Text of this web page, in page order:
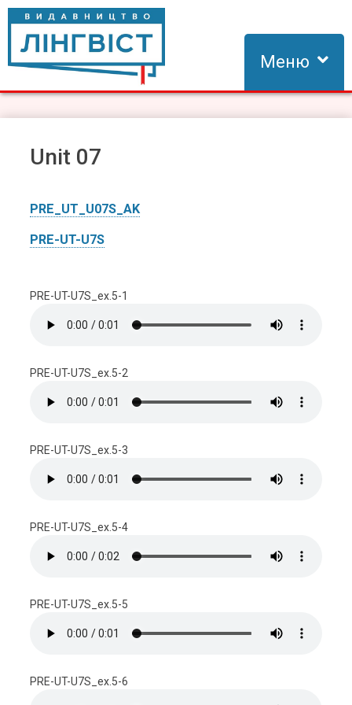
Skip
content
Видавництво Лінгвіст
Видавництво Лінгвіст – адаптація та створення видань для
Меню
Unit 07
PRE_UT_U07S_AK
PRE-UT-U7S
PRE-UT-U7S_ex.5-1
PRE-UT-U7S_ex.5-2
PRE-UT-U7S_ex.5-3
PRE-UT-U7S_ex.5-4
PRE-UT-U7S_ex.5-5
PRE-UT-U7S_ex.5-6